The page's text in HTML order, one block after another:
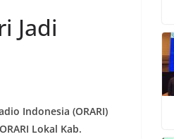
Jadi
Indonesia (ORARI)
Lokal Kab.